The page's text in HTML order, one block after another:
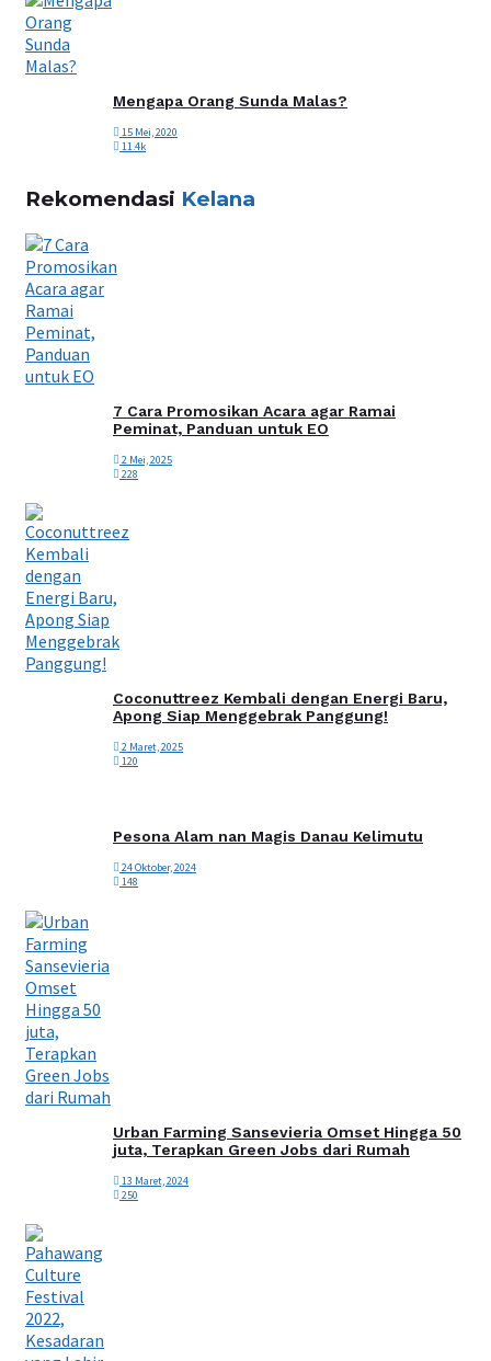
Mengapa Orang Sunda Malas?
15 Mei, 2020
11.4k
Rekomendasi Kelana
7 Cara Promosikan Acara agar Ramai
Peminat, Panduan untuk EO
2 Mei, 2025
228
Coconuttreez Kembali dengan Energi Baru,
Apong Siap Menggebrak Panggung!
2 Maret, 2025
120
Pesona Alam nan Magis Danau Kelimutu
24 Oktober, 2024
148
Urban Farming Sansevieria Omset Hingga 50
juta, Terapkan Green Jobs dari Rumah
13 Maret, 2024
250